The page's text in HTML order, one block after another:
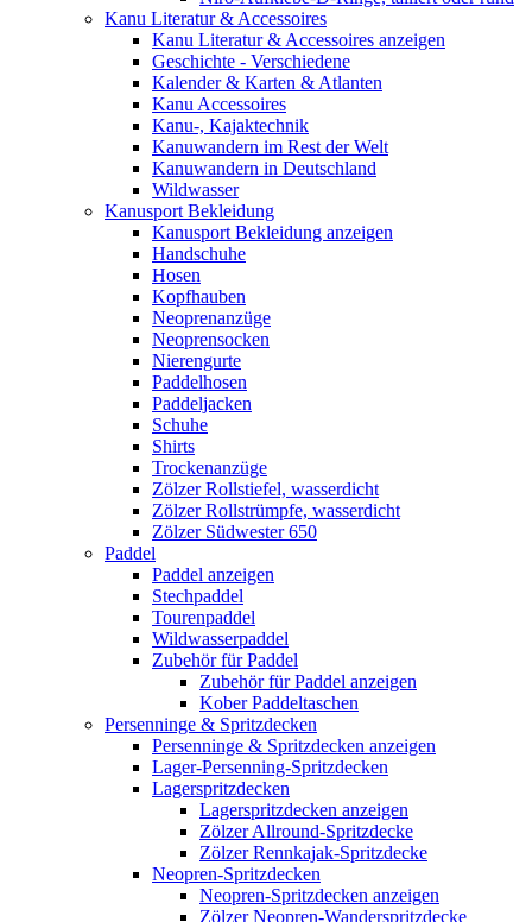
Kanu Literatur & Accessoires
Kanu Literatur & Accessoires anzeigen
Geschichte - Verschiedene
Kalender & Karten & Atlanten
Kanu Accessoires
Kanu-, Kajaktechnik
Kanuwandern im Rest der Welt
Kanuwandern in Deutschland
Wildwasser
Kanusport Bekleidung
Kanusport Bekleidung anzeigen
Handschuhe
Hosen
Kopfhauben
Neoprenanzüge
Neoprensocken
Nierengurte
Paddelhosen
Paddeljacken
Schuhe
Shirts
Trockenanzüge
Zölzer Rollstiefel, wasserdicht
Zölzer Rollstrümpfe, wasserdicht
Zölzer Südwester 650
Paddel
Paddel anzeigen
Stechpaddel
Tourenpaddel
Wildwasserpaddel
Zubehör für Paddel
Zubehör für Paddel anzeigen
Kober Paddeltaschen
Persenninge & Spritzdecken
Persenninge & Spritzdecken anzeigen
Lager-Persenning-Spritzdecken
Lagerspritzdecken
Lagerspritzdecken anzeigen
Zölzer Allround-Spritzdecke
Zölzer Rennkajak-Spritzdecke
Neopren-Spritzdecken
Neopren-Spritzdecken anzeigen
Zölzer Neopren-Wanderspritzdecke